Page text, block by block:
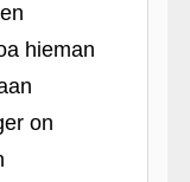
hieman
on